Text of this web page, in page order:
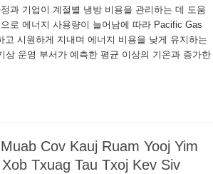
과 기업이 계절별 냉방 비용을 관리하는 데 도움
로 에너지 사용량이 늘어남에 따라 Pacific Gas
시원하게 지내며 에너지 비용을 낮게 유지하는
운영 부서가 예측한 평균 이상의 기온과 증가한
Cov Kauj Ruam Yooj Yim
Txuag Tau Txoj Kev Siv